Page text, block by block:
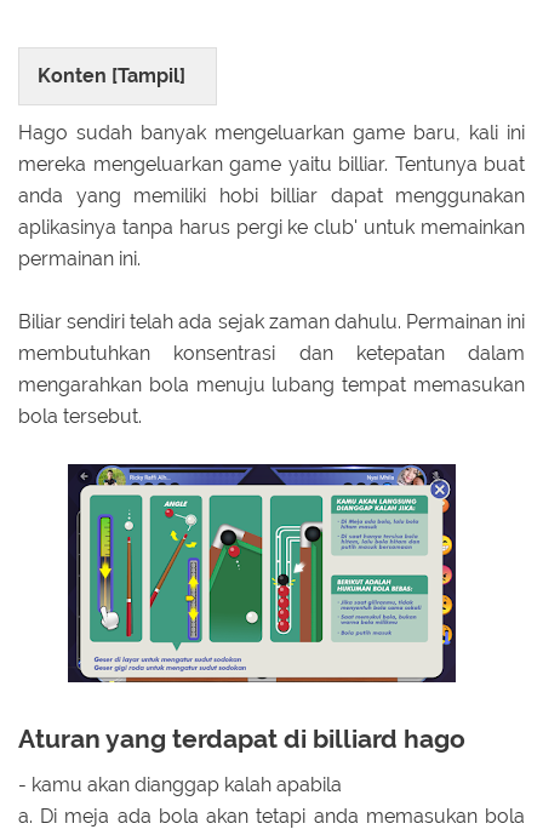
Konten [Tampil]
Hago sudah banyak mengeluarkan game baru, kali ini
mereka mengeluarkan game yaitu billiar. Tentunya buat
anda yang memiliki hobi billiar dapat menggunakan
aplikasinya tanpa harus pergi ke club' untuk memainkan
permainan ini.
Biliar sendiri telah ada sejak zaman dahulu. Permainan ini
membutuhkan konsentrasi dan ketepatan dalam
mengarahkan bola menuju lubang tempat memasukan
bola tersebut.
Aturan yang terdapat di billiard hago
- kamu akan dianggap kalah apabila
a. Di meja ada bola akan tetapi anda memasukan bola